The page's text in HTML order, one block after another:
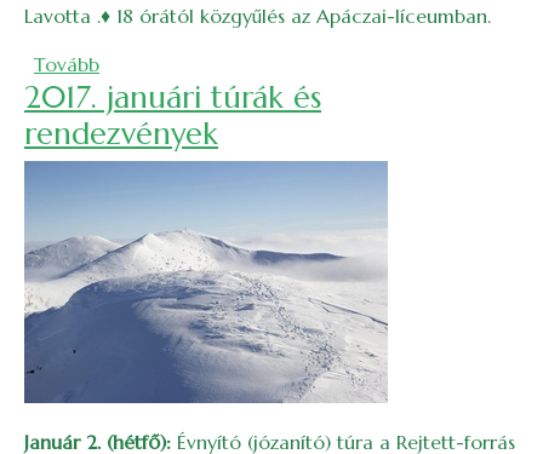
Lavotta .♦ 18 órától közgyűlés az Apáczai-líceumban.
Tovább(2017. februári túrák és rendezvények )
2017. januári túrák és
rendezvények
Január 2. (hétfő): Évnyító (józanító) túra a Rejtett-forrás